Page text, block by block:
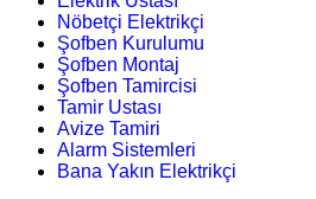
Nöbetçi Elektrikçi
Şofben Kurulumu
Şofben Montaj
Şofben Tamircisi
Tamir Ustası
Avize Tamiri
Alarm Sistemleri
Bana Yakın Elektrikçi